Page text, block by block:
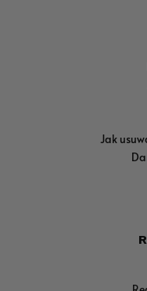
Jak